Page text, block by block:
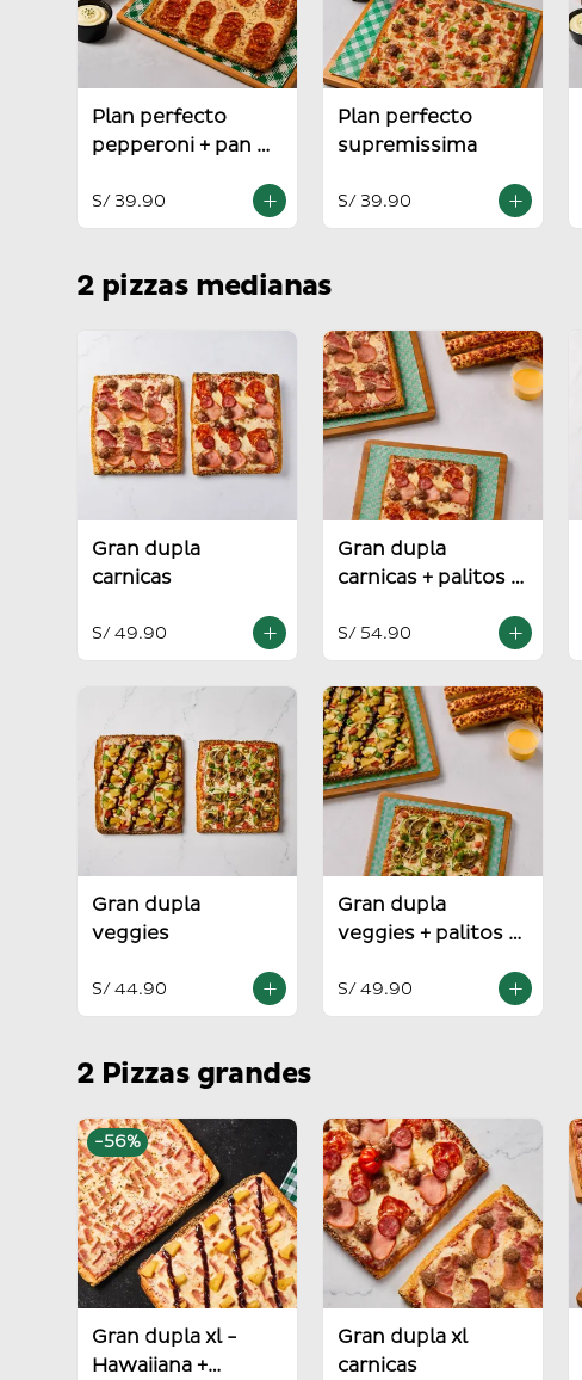
Plan perfecto
pepperoni + pan al
S/ 39.90
Plan perfecto
supremissima
S/ 39.90
2 pizzas medianas
Gran dupla
carnicas
S/ 49.90
Gran dupla
carnicas + palitos +
S/ 54.90
Gran dupla
veggies
S/ 44.90
Gran dupla
veggies + palitos +
S/ 49.90
2 Pizzas grandes
-56%
Gran dupla xl -
Hawaiiana +
Gran dupla xl
carnicas